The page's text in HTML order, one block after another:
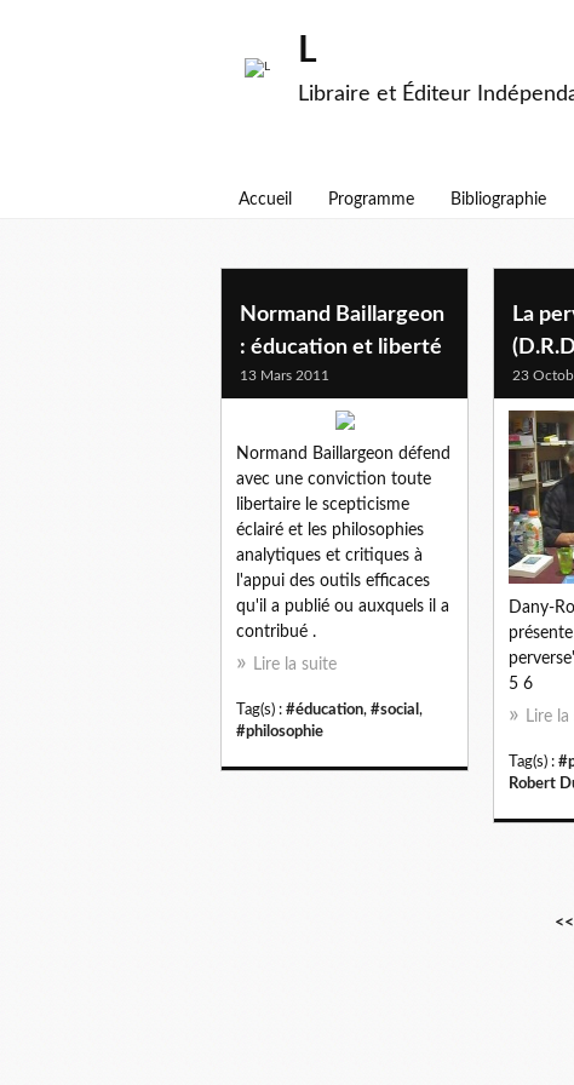
L
Libraire et Éditeur
Accueil Programme Bibliographie
philosophie
Normand Baillargeon
: éducation et liberté
13 Mars 2011
Normand Baillargeon défend
avec une conviction toute
libertaire le scepticisme
éclairé et les philosophies
analytiques et critiques à
l'appui des outils efficaces
qu'il a publié ou auxquels il a
contribué .
Lire la suite
Tag(s) : #éducation, #social ,
#philosophie
La
23
Dany-
5 6
Lire
Tag(s) :
Robert
<<